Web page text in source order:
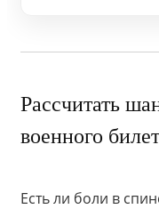
Рассчитать
военного
Есть ли боли в